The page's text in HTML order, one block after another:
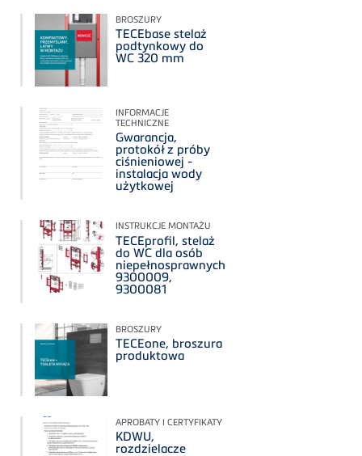
BROSZURY
TECEbase stelaż
podtynkowy do
WC 320 mm
INFORMACJE
TECHNICZNE
Gwarancja,
protokół z próby
ciśnieniowej -
instalacja wody
użytkowej
INSTRUKCJE MONTAŻU
TECEprofil, stelaż
do WC dla osób
niepełnosprawnych
9300009,
9300081
BROSZURY
TECEone, broszura
produktowa
APROBATY I CERTYFIKATY
KDWU,
rozdzielacze